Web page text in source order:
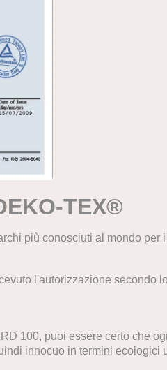
TEX®
più conosciuti al mondo
l'autorizzazione secondo
100, puoi essere certo che
innocuo in termini ecologici